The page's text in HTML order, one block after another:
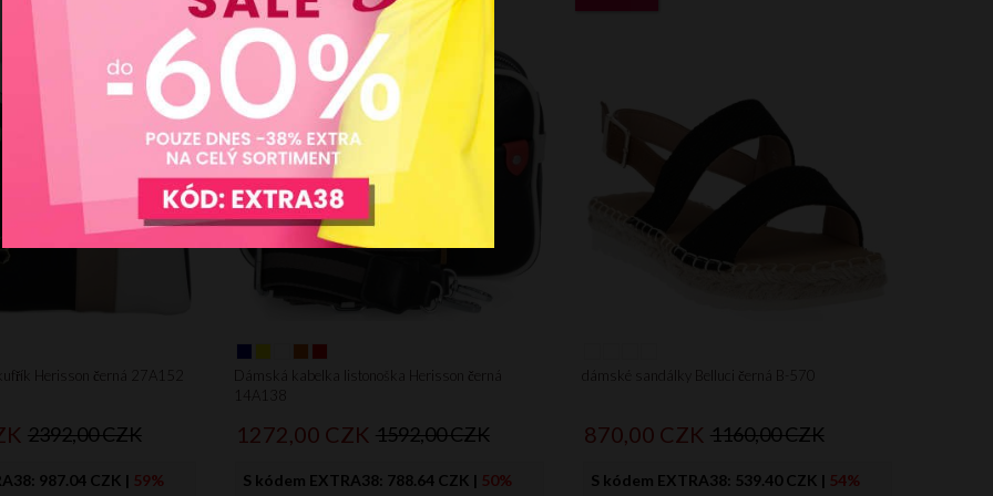
Herisson černá 27A152
2392,00 CZK
987.04 CZK | 59%
Dámská kabelka listonoška Herisson černá
14A138
1272, 00 CZK 1592,00 CZK
S kódem EXTRA38: 788.64 CZK | 50%
dámské sandálky Belluci černá B-570
870, 00 CZK 1160,00 CZK
S kódem EXTRA38: 539.40 CZK | 54%